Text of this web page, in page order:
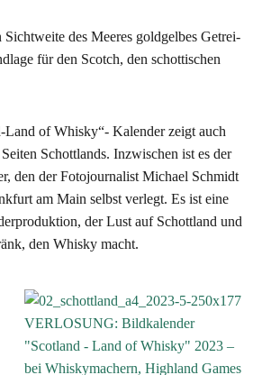
Sicht­wei­te des Mee­res gold­gel­bes Getrei­
für den Scotch, den schot­ti­schen
Land of Whis­ky“- Kalen­der zeigt auch
Schott­lands. Inzwi­schen ist es der
den der Foto­jour­na­list Micha­el Schmidt
am Main selbst ver­legt. Es ist eine
der Lust auf Schott­land und
den Whis­ky macht.